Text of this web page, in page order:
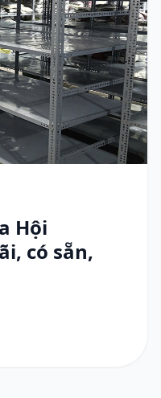
Hội
có sẵn,